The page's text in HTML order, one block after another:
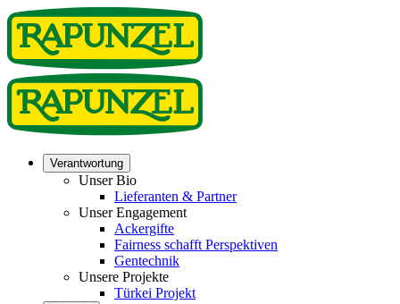
Verantwortung
Unser Bio
Lieferanten & Partner
Unser Engagement
Ackergifte
Fairness schafft Perspektiven
Gentechnik
Unsere Projekte
Türkei Projekt